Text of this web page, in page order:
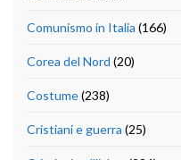
Comunismo in Italia (166)
Corea del Nord (20)
Costume(238)
Cristiani e guerra (25)